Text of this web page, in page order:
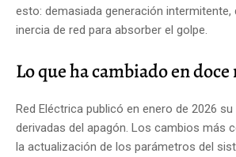
esto: demasiada generación
inercia de red para absorber el golpe.
Lo que ha cambiado en doce
Red Eléctrica publicó en enero de 2026
derivadas del apagón. Los cambios más
la actualización de los parámetros del